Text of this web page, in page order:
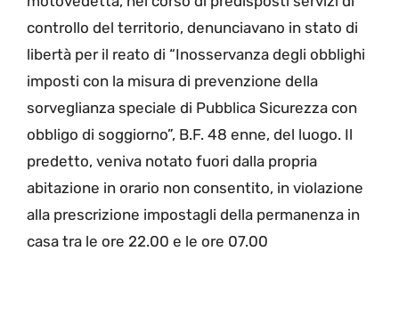
controllo del territorio, denunciavano in stato di
libertà per il reato di “Inosservanza degli obblighi
imposti con la misura di prevenzione della
sorveglianza speciale di Pubblica Sicurezza con
obbligo di soggiorno”, B.F. 48 enne, del luogo. Il
predetto, veniva notato fuori dalla propria
abitazione in orario non consentito, in violazione
alla prescrizione impostagli della permanenza in
casa tra le ore 22.00 e le ore 07.00